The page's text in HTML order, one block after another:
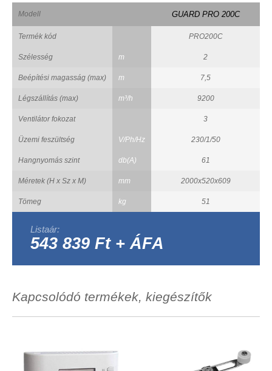
Modell GUARD PRO 200C
Termék kód PRO200C
Szélesség m 2
Beépítési magasság (max) m 7,5
Légszállítás (max) m³/h 9200
Ventilátor fokozat 3
Üzemi feszültség V/Ph/Hz 230/1/50
Hangnyomás szint db(A) 61
Méretek (H x Sz x M) mm 2000x520x609
Tömeg kg 51
Listaár:
543 839 Ft + ÁFA
Kapcsolódó termékek, kiegészítők